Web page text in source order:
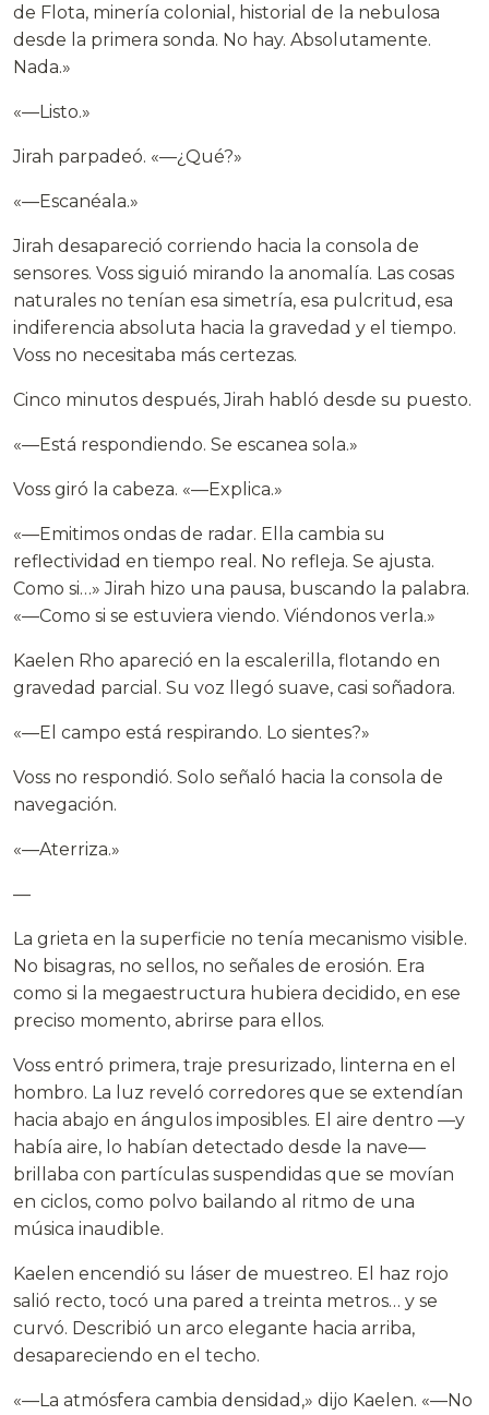
de Flota, minería colonial, historial de la nebulosa
desde la primera sonda. No hay. Absolutamente.
Nada.»
«—Listo.»
Jirah parpadeó. «—¿Qué?»
«—Escanéala.»
Jirah desapareció corriendo hacia la consola de
sensores. Voss siguió mirando la anomalía. Las cosas
naturales no tenían esa simetría, esa pulcritud, esa
indiferencia absoluta hacia la gravedad y el tiempo.
Voss no necesitaba más certezas.
Cinco minutos después, Jirah habló desde su puesto.
«—Está respondiendo. Se escanea sola.»
Voss giró la cabeza. «—Explica.»
«—Emitimos ondas de radar. Ella cambia su
reflectividad en tiempo real. No refleja. Se ajusta.
Como si…» Jirah hizo una pausa, buscando la palabra.
«—Como si se estuviera viendo. Viéndonos verla.»
Kaelen Rho apareció en la escalerilla, flotando en
gravedad parcial. Su voz llegó suave, casi soñadora.
«—El campo está respirando. Lo sientes?»
Voss no respondió. Solo señaló hacia la consola de
navegación.
«—Aterriza.»
—
La grieta en la superficie no tenía mecanismo visible.
No bisagras, no sellos, no señales de erosión. Era
como si la megaestructura hubiera decidido, en ese
preciso momento, abrirse para ellos.
Voss entró primera, traje presurizado, linterna en el
hombro. La luz reveló corredores que se extendían
hacia abajo en ángulos imposibles. El aire dentro —y
había aire, lo habían detectado desde la nave—
brillaba con partículas suspendidas que se movían
en ciclos, como polvo bailando al ritmo de una
música inaudible.
Kaelen encendió su láser de muestreo. El haz rojo
salió recto, tocó una pared a treinta metros… y se
curvó. Describió un arco elegante hacia arriba,
desapareciendo en el techo.
«—La atmósfera cambia densidad,» dijo Kaelen. «—No